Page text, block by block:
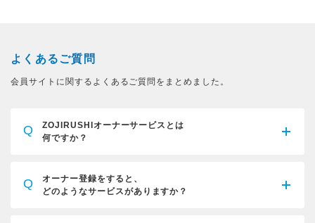
よくあるご質問
会員サイトに関するよくあるご質問をまとめました。
Q
ZOJIRUSHIオーナーサービスとは
何ですか？
Q
オーナー登録をすると、
どのようなサービスがありますか？